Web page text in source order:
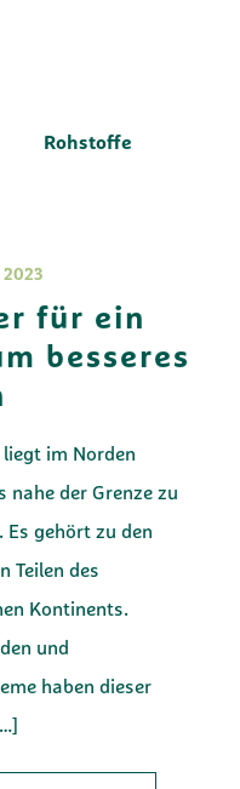
Rohstoffe
2023
für ein
besseres
im Norden
nahe der Grenze zu
Es gehört zu den
Teilen des
Kontinents.
und
haben dieser